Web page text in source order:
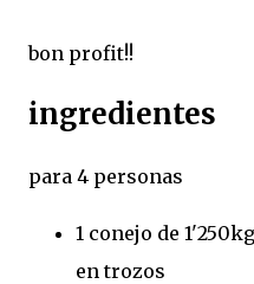
bon profit!!
ingredientes
para 4 personas
1 conejo de
en trozos